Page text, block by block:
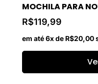
MOCHILA PARA
R$119,99
em até 6x de R$20,00